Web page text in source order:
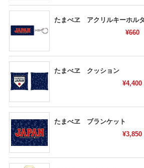
たまべヱ アクリルキーホル
¥660
たまべヱ クッション
¥4,400
たまべヱ ブランケット
¥3,850